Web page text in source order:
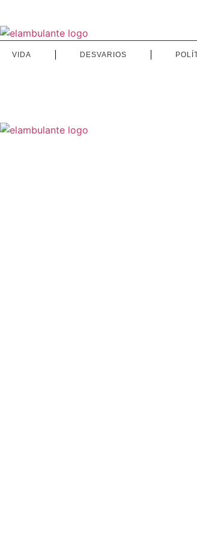
contenido
VIDA DESVARIOS